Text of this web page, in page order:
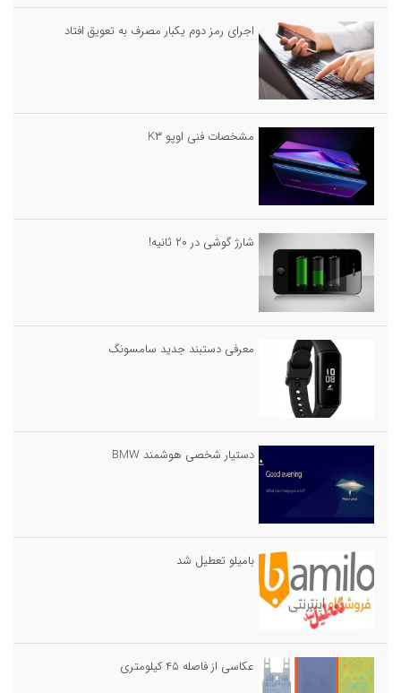
اجرای رمز دوم یکبار مصرف به تعویق افتاد
مشخصات فنی اوپو K۳
شارژ گوشی در ۲۰ ثانیه!
معرفی دستبند جدید سامسونگ
دستیار شخصی هوشمند BMW
بامیلو تعطیل شد
عکاسی از فاصله ۴۵ کیلومتری